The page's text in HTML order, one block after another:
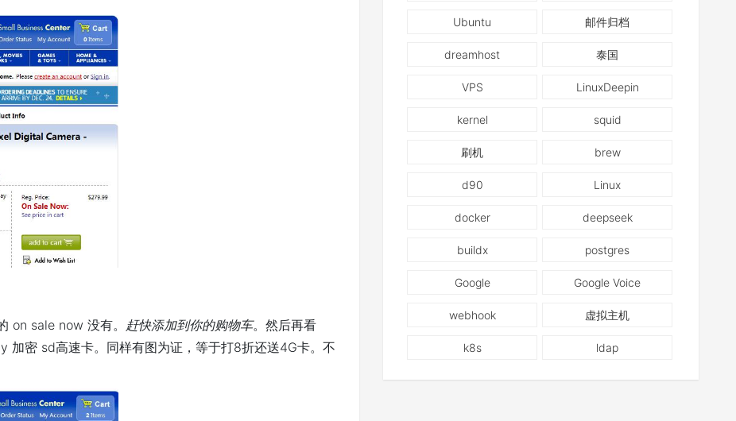
on sale now 没有。 赶快添加到你的购物车。然后再看
加密 sd高速卡。同样有图为证，等于打8折还送4G卡。不
Ubuntu 邮件归档
dreamhost 泰国
VPS LinuxDeepin
kernel squid
刷机 brew
d90 Linux
docker deepseek
buildx postgres
Google Google Voice
webhook 虚拟主机
k8s ldap